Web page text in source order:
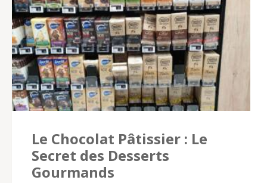
Le Chocolat Pâtissier : Le
Secret des Desserts
Gourmands